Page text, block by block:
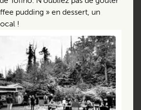
pudding » en dessert, un
!